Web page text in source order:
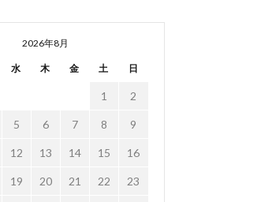
2026年8月
水 木 金 土 日
1 2
5 6 7 8 9
12 13 14 15 16
19 20 21 22 23